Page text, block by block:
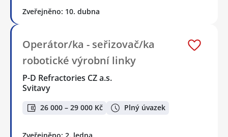
Zveřejněno: 10. dubna
Operátor/ka - seřizovač/ka
robotické výrobní linky
P-D Refractories CZ a.s.
Svitavy
26 000 – 29 000 Kč Plný úvazek